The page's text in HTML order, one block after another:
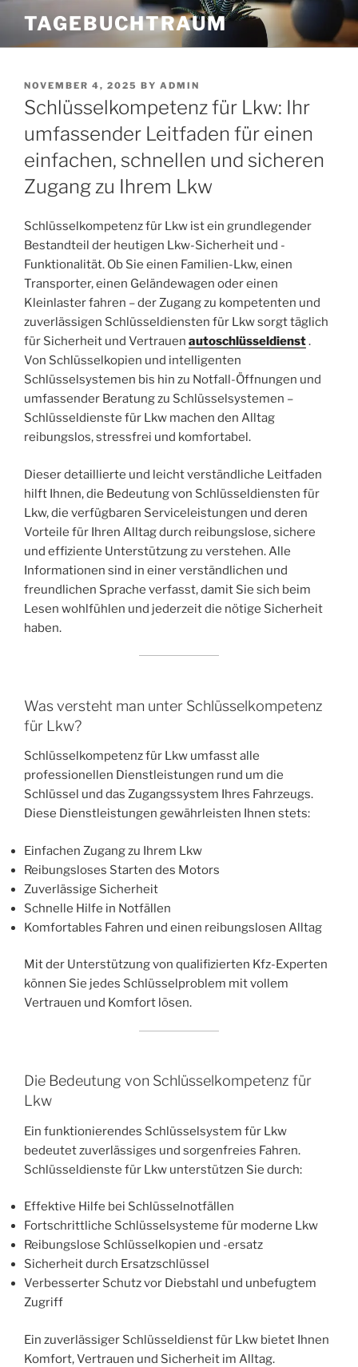
content
TAGEBUCHTRAUM
POSTED
ON
NOVEMBER 4, 2025 BY ADMIN
Schlüsselkompetenz für Lkw: Ihr
umfassender Leitfaden für einen
einfachen, schnellen und sicheren
Zugang zu Ihrem Lkw
Schlüsselkompetenz für Lkw ist ein grundlegender
Bestandteil der heutigen Lkw-Sicherheit und -
Funktionalität. Ob Sie einen Familien-Lkw, einen
Transporter, einen Geländewagen oder einen
Kleinlaster fahren – der Zugang zu kompetenten und
zuverlässigen Schlüsseldiensten für Lkw sorgt täglich
für Sicherheit und Vertrauen autoschlüsseldienst.
Von Schlüsselkopien und intelligenten
Schlüsselsystemen bis hin zu Notfall-Öffnungen und
umfassender Beratung zu Schlüsselsystemen –
Schlüsseldienste für Lkw machen den Alltag
reibungslos, stressfrei und komfortabel.
Dieser detaillierte und leicht verständliche Leitfaden
hilft Ihnen, die Bedeutung von Schlüsseldiensten für
Lkw, die verfügbaren Serviceleistungen und deren
Vorteile für Ihren Alltag durch reibungslose, sichere
und effiziente Unterstützung zu verstehen. Alle
Informationen sind in einer verständlichen und
freundlichen Sprache verfasst, damit Sie sich beim
Lesen wohlfühlen und jederzeit die nötige Sicherheit
haben.
Was versteht man unter Schlüsselkompetenz
für Lkw?
Schlüsselkompetenz für Lkw umfasst alle
professionellen Dienstleistungen rund um die
Schlüssel und das Zugangssystem Ihres Fahrzeugs.
Diese Dienstleistungen gewährleisten Ihnen stets:
Einfachen Zugang zu Ihrem Lkw
Reibungsloses Starten des Motors
Zuverlässige Sicherheit
Schnelle Hilfe in Notfällen
Komfortables Fahren und einen reibungslosen Alltag
Mit der Unterstützung von qualifizierten Kfz-Experten
können Sie jedes Schlüsselproblem mit vollem
Vertrauen und Komfort lösen.
Die Bedeutung von Schlüsselkompetenz für
Lkw
Ein funktionierendes Schlüsselsystem für Lkw
bedeutet zuverlässiges und sorgenfreies Fahren.
Schlüsseldienste für Lkw unterstützen Sie durch:
Effektive Hilfe bei Schlüsselnotfällen
Fortschrittliche Schlüsselsysteme für moderne Lkw
Reibungslose Schlüsselkopien und -ersatz
Sicherheit durch Ersatzschlüssel
Verbesserter Schutz vor Diebstahl und unbefugtem
Zugriff
Ein zuverlässiger Schlüsseldienst für Lkw bietet Ihnen
Komfort, Vertrauen und Sicherheit im Alltag.